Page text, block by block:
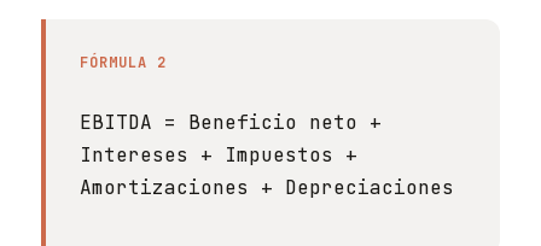
FÓRMULA 2
EBITDA = Beneficio neto +
Intereses + Impuestos +
Amortizaciones + Depreciaciones